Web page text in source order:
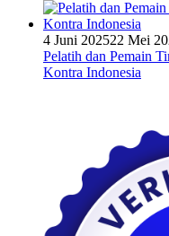
4 Juni 202522 Mei
Pelatih dan Pemain
Kontra Indonesia